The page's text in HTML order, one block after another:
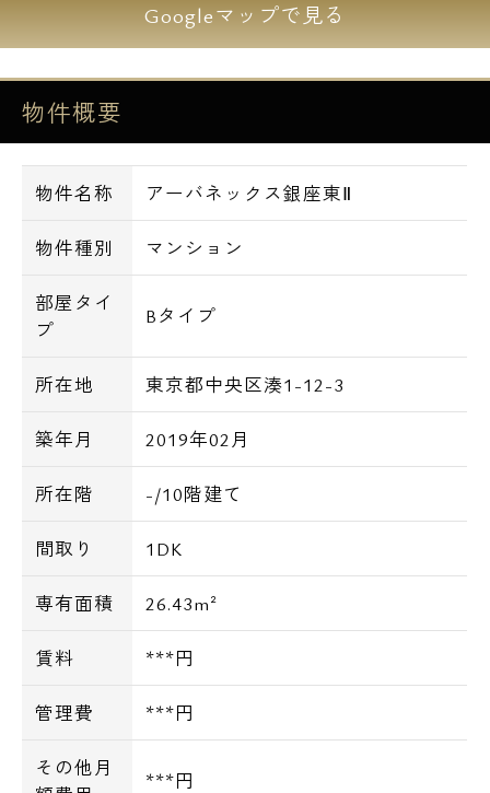
Googleマップで見る
物件概要
物件名称 アーバネックス銀座東Ⅱ
物件種別 マンション
部屋タイ
プ
Bタイプ
所在地 東京都中央区湊1-12-3
築年月 2019年02月
所在階 -/10階建て
間取り 1DK
専有面積 26.43m²
賃料 ***円
管理費 ***円
その他月
***円